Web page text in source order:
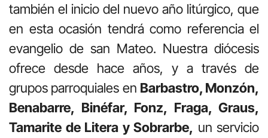
también el inicio del nuevo año litúrgico, que
en esta ocasión tendrá como referencia el
evangelio de san Mateo. Nuestra diócesis
ofrece desde hace años, y a través de
grupos parroquiales en Barbastro, Monzón,
Benabarre, Binéfar, Fonz, Fraga, Graus,
Tamarite de Litera y Sobrarbe, un servicio